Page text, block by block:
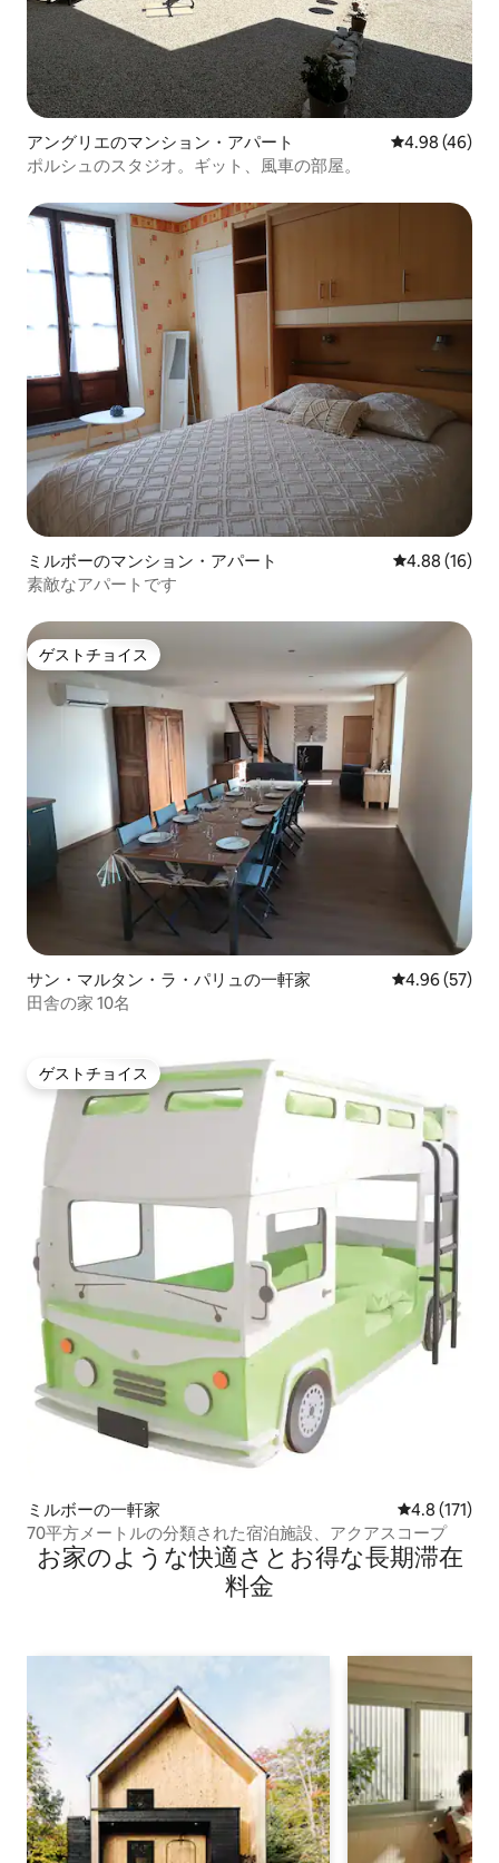
アングリエのマンション・アパート レビュー46
4.98 (46)
ポルシュのスタジオ。ギット、風車の部屋。
ミルボーのマンション・アパート レビュー16
4.88 (16)
素敵なアパートです
ゲストチョイス
ゲストチョイス
サン・マルタン・ラ・パリュの一軒家 レビュー57
4.96 (57)
田舎の家 10名
ゲストチョイス
ゲストチョイス
ミルボーの一軒家 レビュー171
4.8 (171)
70平方メートルの分類された宿泊施設、アクアスコープ
お家のような快⁠適⁠さ⁠とお⁠得⁠な長⁠期⁠滞⁠在
料⁠金